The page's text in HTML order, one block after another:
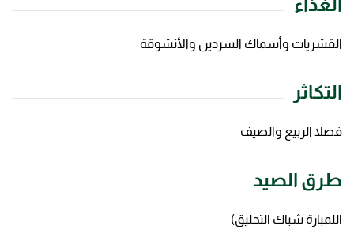
الغذاء
القشريات وأسماك السردين والأنشوقة
التكاثر
فصلا الربيع والصيف
طرق الصيد
اللمبارة شباك التحليق)